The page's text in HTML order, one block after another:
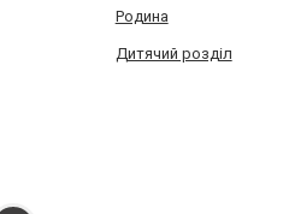
Родина
Дитячий розділ